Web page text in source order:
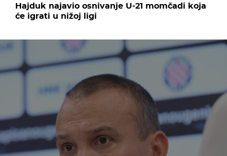
Hajduk najavio osnivanje U-21 momčadi koja
će igrati u nižoj ligi